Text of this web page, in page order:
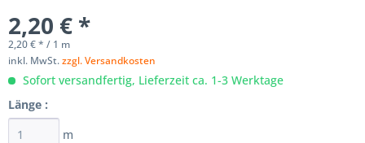
2,20 € *
2,20 € * / 1 m
inkl. MwSt.zzgl. Versandkosten
Sofort versandfertig, Lieferzeit ca. 1-3 Werktage
Länge :
m